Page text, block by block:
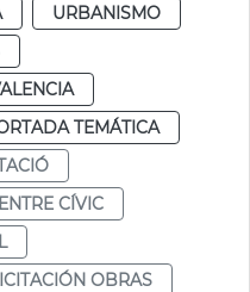
URBANISMO
TEMÁTICA
CÍVIC
OBRAS